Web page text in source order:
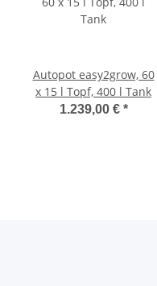
Autopot easy2grow, 60
x 15 l Topf, 400 l Tank
1.239,00 € *